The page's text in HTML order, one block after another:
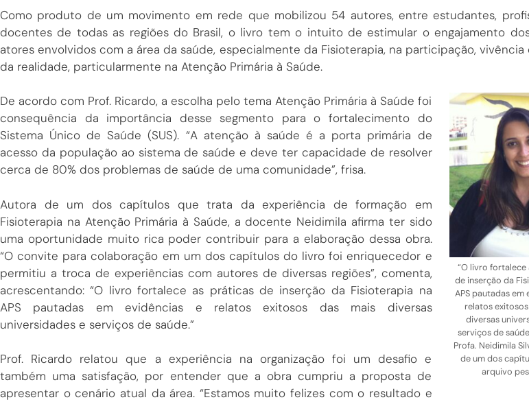
Como produto de um movimento em rede que mobilizou 54 autores, entre estudantes,
docentes de todas as regiões do Brasil, o livro tem o intuito de estimular o engajamento
atores envolvidos com a área da saúde, especialmente da Fisioterapia, na participação, vivência
da realidade, particularmente na Atenção Primária à Saúde.
“O livro fortalece
de inserção da
APS pautadas em
relatos
diversas
serviços de
Profa. Neidimila
de um dos
arquivo
De acordo com Prof. Ricardo, a escolha pelo tema Atenção Primária à Saúde foi
consequência da importância desse segmento para o fortalecimento do
Sistema Único de Saúde (SUS). “A atenção à saúde é a porta primária de
acesso da população ao sistema de saúde e deve ter capacidade de resolver
cerca de 80% dos problemas de saúde de uma comunidade”, frisa.
Autora de um dos capítulos que trata da experiência de formação em
Fisioterapia na Atenção Primária à Saúde, a docente Neidimila afirma ter sido
uma oportunidade muito rica poder contribuir para a elaboração dessa obra.
“O convite para colaboração em um dos capítulos do livro foi enriquecedor e
permitiu a troca de experiências com autores de diversas regiões”, comenta,
acrescentando: “O livro fortalece as práticas de inserção da Fisioterapia na
APS pautadas em evidências e relatos exitosos das mais diversas
universidades e serviços de saúde.”
Prof. Ricardo relatou que a experiência na organização foi um desafio e
também uma satisfação, por entender que a obra cumpriu a proposta de
apresentar o cenário atual da área. “Estamos muito felizes com o resultado e